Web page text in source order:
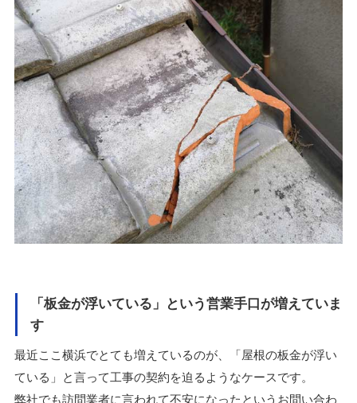
「板金が浮いている」という営業手口が増えていま
す
最近ここ横浜でとても増えているのが、「屋根の板金が浮い
ている」と言って工事の契約を迫るようなケースです。
弊社でも訪問業者に言われて不安になったというお問い合わ